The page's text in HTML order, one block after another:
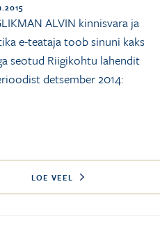
ALVIN kinnisvara ja
e-teataja toob sinuni kaks
seotud Riigikohtu lahendit
detsember 2014:
LOE VEEL